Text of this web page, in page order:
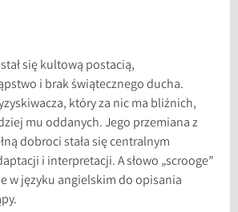
się kultową postacią,
i brak świątecznego ducha.
który za nic ma bliźnich,
mu oddanych. Jego przemiana z
dobroci stała się centralnym
i interpretacji. A słowo „scrooge”
w języku angielskim do opisania